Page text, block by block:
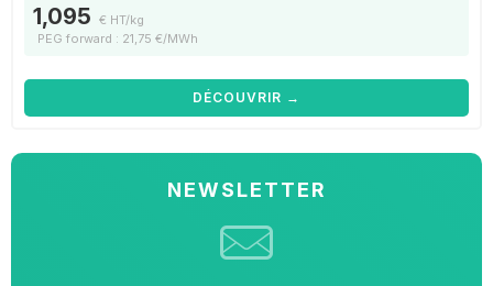
1,095 € HT/kg
PEG forward : 21,75 €/MWh
DÉCOUVRIR →
NEWSLETTER